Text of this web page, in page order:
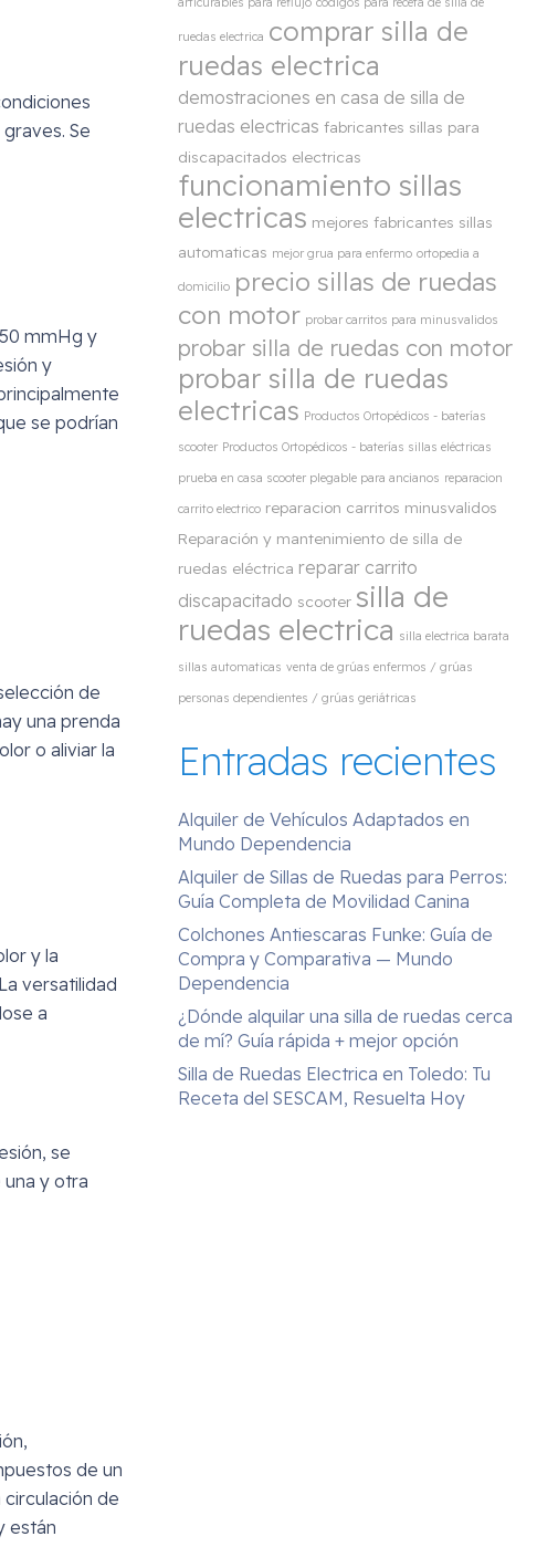
Se
mmHg y
y
se podrían
de
una prenda
o aliviar la
y la
versatilidad
a
se
una y otra
de un
de
están
ruedas electrica comprar silla de
ruedas electrica
demostraciones en casa de silla de
ruedas electricas fabricantes sillas para
discapacitados electricas
funcionamiento sillas
electricas mejores fabricantes sillas
automaticas mejor grua para enfermo ortopedia a
domicilio precio sillas de ruedas
con motor probar carritos para minusvalidos
probar silla de ruedas con motor
probar silla de ruedas
electricas Productos Ortopédicos - baterías
scooter Productos Ortopédicos - baterías sillas eléctricas
prueba en casa scooter plegable para ancianos reparacion
carrito electrico reparacion carritos minusvalidos
Reparación y mantenimiento de silla de
ruedas eléctrica reparar carrito
discapacitado scooter silla de
ruedas electrica silla electrica barata
sillas automaticas venta de grúas enfermos / grúas
personas dependientes / grúas geriátricas
Entradas recientes
Alquiler de Vehículos Adaptados en
Mundo Dependencia
Alquiler de Sillas de Ruedas para Perros:
Guía Completa de Movilidad Canina
Colchones Antiescaras Funke: Guía de
Compra y Comparativa — Mundo
Dependencia
¿Dónde alquilar una silla de ruedas cerca
de mí? Guía rápida + mejor opción
Silla de Ruedas Electrica en Toledo: Tu
Receta del SESCAM, Resuelta Hoy